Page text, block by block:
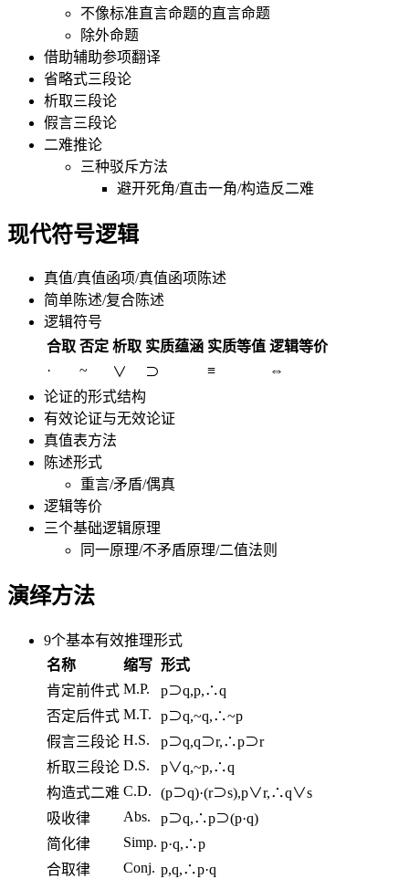
不像标准直言命题的直言命题
除外命题
借助辅助参项翻译
省略式三段论
析取三段论
假言三段论
二难推论
三种驳斥方法
避开死角/直击一角/构造反二难
现代符号逻辑
真值/真值函项/真值函项陈述
简单陈述/复合陈述
逻辑符号
合取 否定 析取 实质蕴涵 实质等值 逻辑等价
·
~ ∨ ⊃ ≡
⇔
论证的形式结构
有效论证与无效论证
真值表方法
陈述形式
重言/矛盾/偶真
逻辑等价
三个基础逻辑原理
同一原理/不矛盾原理/二值法则
演绎方法
9个基本有效推理形式
名称
缩写 形式
肯定前件式 M.P.
p⊃q,p,∴q
否定后件式 M.T.
p⊃q,~q,∴~p
假言三段论 H.S.
p⊃q,q⊃r,∴p⊃r
析取三段论 D.S.
p∨q,~p,∴q
构造式二难 C.D.
(p⊃q)·(r⊃s),p∨r,∴q∨s
吸收律
Abs.
p⊃q,∴p⊃(p·q)
简化律
Simp. p·q,∴p
合取律
Conj. p,q,∴p·q